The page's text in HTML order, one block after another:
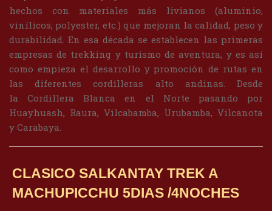
hechos con materiales más livianos (aluminio,
vinílicos, polyester, etc.) que mejoran la calidad, peso y
durabilidad. En esa década se establecen las primeras
empresas de trekking y turismo de aventura, y es así
como empieza el desarrollo y promoción de rutas en
las diferentes cordilleras alto andinas. Desde
la Cordillera Blanca en el Norte pasando por
Huayhuash, Raura, Vilcabamba, Urubamba, Vilcanota
y Carabaya.
CLASICO SALKANTAY TREK A
MACHUPICCHU 5DIAS /4NOCHES